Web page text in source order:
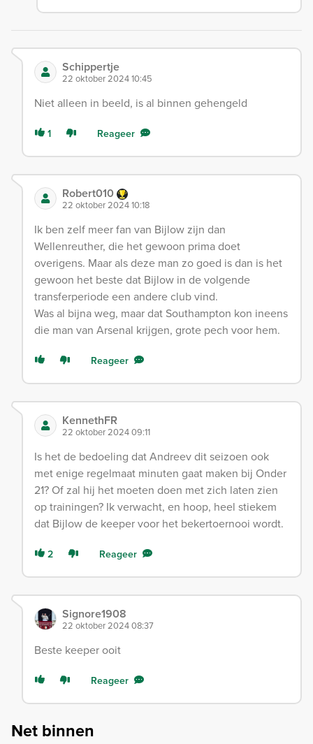
Schippertje
22 oktober 2024 10:45
Niet alleen in beeld, is al binnen gehengeld
1 Reageer
Robert010
22 oktober 2024 10:18
Ik ben zelf meer fan van Bijlow zijn dan
Wellenreuther, die het gewoon prima doet
overigens. Maar als deze man zo goed is dan is het
gewoon het beste dat Bijlow in de volgende
transferperiode een andere club vind.
Was al bijna weg, maar dat Southampton kon ineens
die man van Arsenal krijgen, grote pech voor hem.
Reageer
KennethFR
22 oktober 2024 09:11
Is het de bedoeling dat Andreev dit seizoen ook
met enige regelmaat minuten gaat maken bij Onder
21? Of zal hij het moeten doen met zich laten zien
op trainingen? Ik verwacht, en hoop, heel stiekem
dat Bijlow de keeper voor het bekertoernooi wordt.
2 Reageer
Signore1908
22 oktober 2024 08:37
Beste keeper ooit
Reageer
Net binnen